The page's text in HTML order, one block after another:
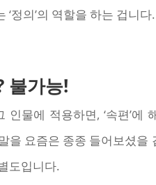
정의’의 역할을 하는 겁니
불가능!
물에 적용하면, ‘속편’에
을 요즘은 종종 들어보셨
도입니다.